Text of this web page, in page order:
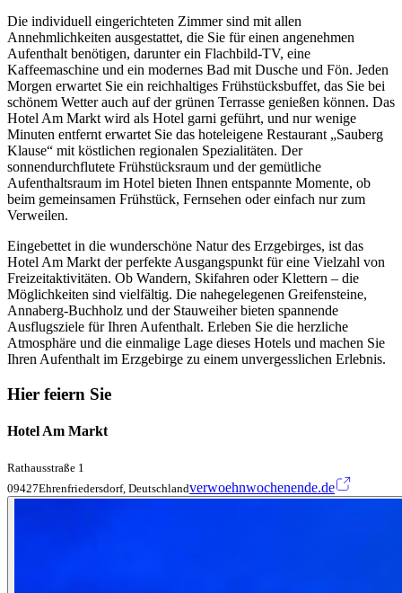
Die individuell eingerichteten Zimmer sind mit allen
Annehmlichkeiten ausgestattet, die Sie für einen angenehmen
Aufenthalt benötigen, darunter ein Flachbild-TV, eine
Kaffeemaschine und ein modernes Bad mit Dusche und Fön. Jeden
Morgen erwartet Sie ein reichhaltiges Frühstücksbuffet, das Sie bei
schönem Wetter auch auf der grünen Terrasse genießen können. Das
Hotel Am Markt wird als Hotel garni geführt, und nur wenige
Minuten entfernt erwartet Sie das hoteleigene Restaurant „Sauberg
Klause“ mit köstlichen regionalen Spezialitäten. Der
sonnendurchflutete Frühstücksraum und der gemütliche
Aufenthaltsraum im Hotel bieten Ihnen entspannte Momente, ob
beim gemeinsamen Frühstück, Fernsehen oder einfach nur zum
Verweilen.
Eingebettet in die wunderschöne Natur des Erzgebirges, ist das
Hotel Am Markt der perfekte Ausgangspunkt für eine Vielzahl von
Freizeitaktivitäten. Ob Wandern, Skifahren oder Klettern – die
Möglichkeiten sind vielfältig. Die nahegelegenen Greifensteine,
Annaberg-Buchholz und der Stauweiher bieten spannende
Ausflugsziele für Ihren Aufenthalt. Erleben Sie die herzliche
Atmosphäre und die einmalige Lage dieses Hotels und machen Sie
Ihren Aufenthalt im Erzgebirge zu einem unvergesslichen Erlebnis.
Hier feiern Sie
Hotel Am Markt
Rathausstraße 1
09427Ehrenfriedersdorf, Deutschlandverwoehnwochenende.de